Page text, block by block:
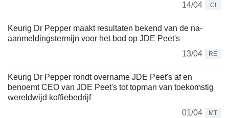
14/04
CI
Keurig Dr Pepper maakt resultaten bekend van de na-
aanmeldingstermijn voor het bod op JDE Peet's
13/04
RE
Keurig Dr Pepper rondt overname JDE Peet's af en
benoemt CEO van JDE Peet's tot topman van toekomstig
wereldwijd koffiebedrijf
01/04
MT